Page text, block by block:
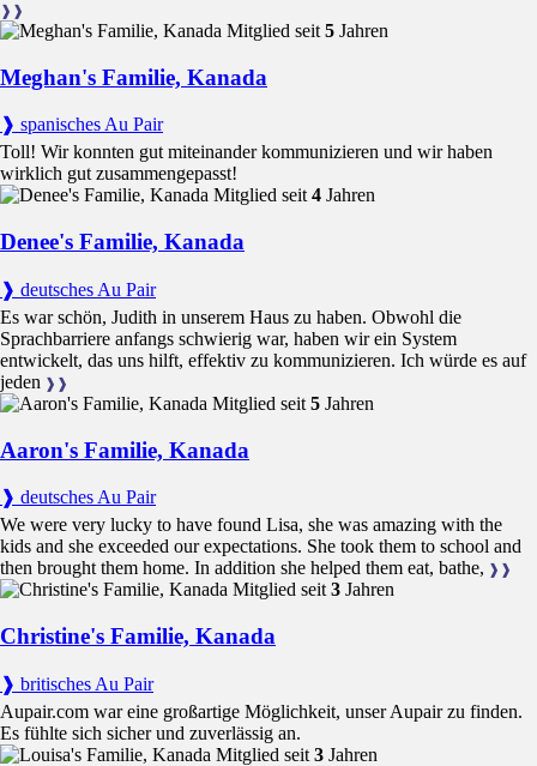
❱❱
Mitglied seit 5 Jahren
Meghan's Familie, Kanada
❱ spanisches Au Pair
Toll! Wir konnten gut miteinander kommunizieren und wir haben
wirklich gut zusammengepasst!
Mitglied seit4 Jahren
Denee's Familie, Kanada
❱ deutsches Au Pair
Es war schön, Judith in unserem Haus zu haben. Obwohl die
Sprachbarriere anfangs schwierig war, haben wir ein System
entwickelt, das uns hilft, effektiv zu kommunizieren. Ich würde es auf
jeden ❱❱
Mitglied seit 5 Jahren
Aaron's Familie, Kanada
❱ deutsches Au Pair
We were very lucky to have found Lisa, she was amazing with the
kids and she exceeded our expectations. She took them to school and
then brought them home. In addition she helped them eat, bathe, ❱❱
Mitglied seit 3 Jahren
Christine's Familie, Kanada
❱ britisches Au Pair
Aupair.com war eine großartige Möglichkeit, unser Aupair zu finden.
Es fühlte sich sicher und zuverlässig an.
Mitglied seit 3 Jahren
Notfallkontakte und Grundregeln
Au-pair-Programmkosten in Kanada
Für Gastfamilie und Au-pair
Verpflegung
Haushaltskosten: Nebenkosten, Internet und normale
Haushaltskosten
Transport: Kosten für öffentliche Verkehrsmittel oder für die
Nutzung eines Privatfahrzeugs im Zusammenhang mit der
Kinderbetreuung
Das Au-pair zahlt
Reisekosten: Flüge nach und aus Kanada, sofern nichts
anderes vereinbart wurde
IEC Working Holiday Gebühren: Antragsgebühren,
Gebühren für biometrische Daten (falls zutreffend) und
sonstige einwanderungsbezogene Kosten, die für die
Erlangung einer legalen Arbeitserlaubnis in Kanada anfallen
Holiday-Programm zwingend erforderlich; wird in der Regel
vom Au-pair vor der Ankunft organisiert und bezahlt
Persönliche Ausgaben: Handy, Freizeitaktivitäten, Kleidung
und persönliche Dinge